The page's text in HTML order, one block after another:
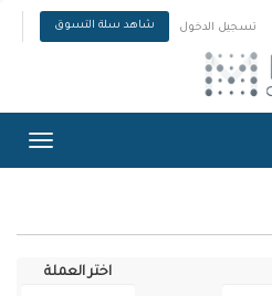
تسجيل الدخول شاهد سلة التسوق
اختر العملة